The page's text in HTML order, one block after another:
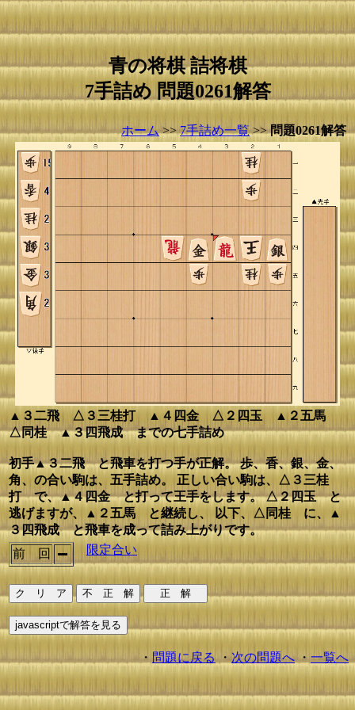
青の将棋 詰将棋
7手詰め 問題0261解答
ホーム>>7手詰め一覧>>問題0261解答
▲３二飛 △３三桂打 ▲４四金 △２四玉 ▲２五馬
△同桂 ▲３四飛成 までの七手詰め
初手▲３二飛 と飛車を打つ手が正解。 歩、香、銀、金、
角、の合い駒は、五手詰め。 正しい合い駒は、△３三桂
打 で、▲４四金 と打って王手をします。 △２四玉 と
逃げますが、▲２五馬 と継続し、 以下、△同桂 に、▲
３四飛成 と飛車を成って詰み上がりです。
前 回
限定合い
・ 問題に戻る・次の問題へ・ 一覧へ